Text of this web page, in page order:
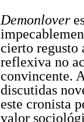
Demonlover
cierto regusto
reflexiva no
convincente.
discutidas
este cronista
valor